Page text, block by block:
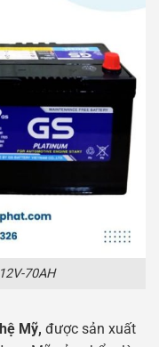
70AH
Mỹ, được sản xuất